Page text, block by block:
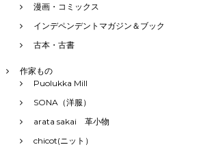
漫画・コミックス
インデペンデントマガジン＆ブック
古本・古書
作家もの
Puolukka Mill
SONA（洋服）
arata sakai 革小物
chicot(ニット）